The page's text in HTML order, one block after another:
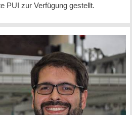
PUI zur Verfügung gestellt.